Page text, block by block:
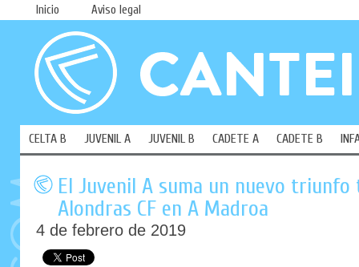
Inicio Aviso legal
CELTA B JUVENIL A JUVENIL B CADETE A CADETE B
El Juvenil A suma un nuevo
Alondras CF en A Madroa
4 de febrero de 2019